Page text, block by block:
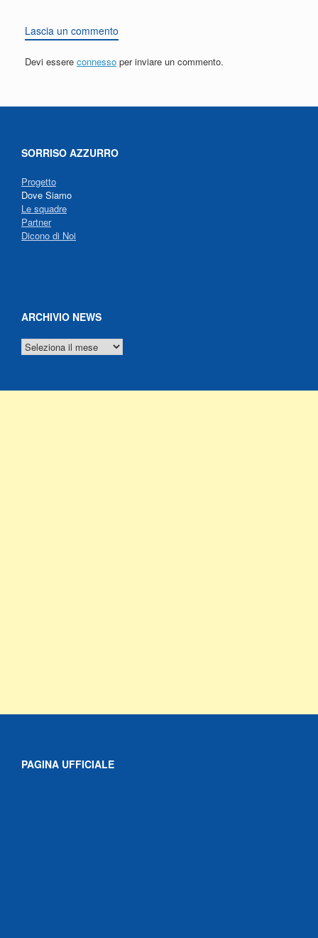
Lascia un commento
Devi essere connesso per inviare un commento.
SORRISO AZZURRO
Progetto
Dove Siamo
Le squadre
Partner
Dicono di Noi
ARCHIVIO NEWS
ARCHIVIO
NEWS
PAGINA UFFICIALE